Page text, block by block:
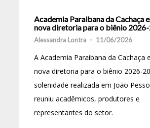
Academia Paraibana da Cachaça
nova diretoria para o biênio
Alessandra Lontra - 11/06/2026
A Academia Paraibana da Cachaça
nova diretoria para o biênio 2026-
solenidade realizada em João
reuniu acadêmicos, produtores e
representantes do setor.